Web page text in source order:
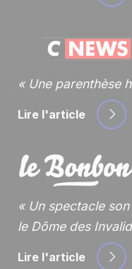
Une parenthèse
Lire l'article
Un spectacle
le Dôme des
Lire l'article